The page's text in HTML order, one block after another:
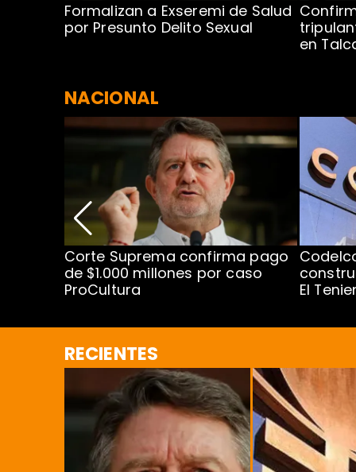
Formalizan a Exseremi de Salud
por Presunto Delito Sexual
en
NACIONAL
Corte Suprema confirma pago
de $1.000 millones por caso
ProCultura
El
RECIENTES